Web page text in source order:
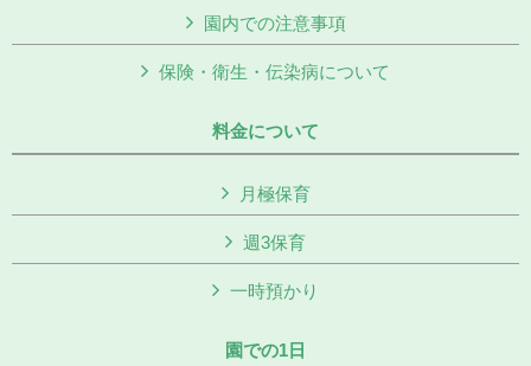
園内での注意事項
保険・衛生・伝染病について
料金について
月極保育
週3保育
一時預かり
園での1日